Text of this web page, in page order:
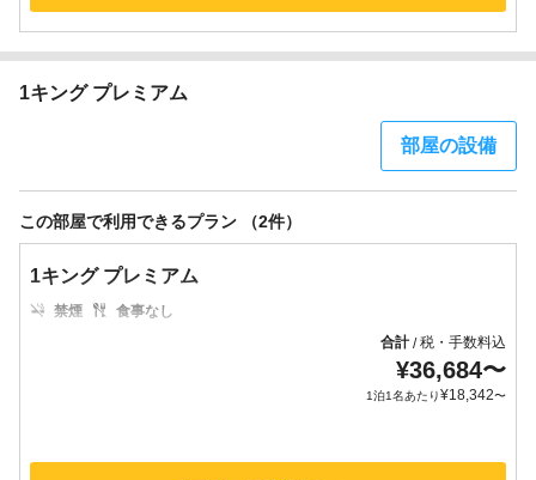
1キング プレミアム
部屋の設備
この部屋で利用できるプラン （2件）
1キング プレミアム
禁煙
食事なし
合計/税・手数料込
¥36,684〜
1泊1名あたり¥18,342〜